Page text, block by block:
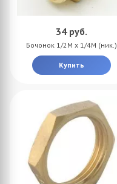
34 руб.
Бочонок 1/2M х 1/4M (ник.)
Купить